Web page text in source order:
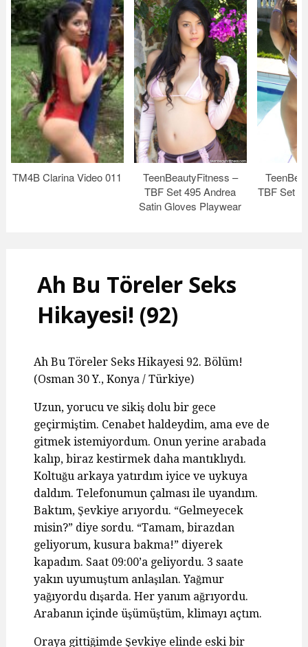
TM4B Clarina Video 011
TeenBeautyFitness –
TBF Set 495 Andrea
Satin Gloves Playwear
TBF Set
Ah Bu Töreler Seks
Hikayesi! (92)
Ah Bu Töreler Seks Hikayesi 92. Bölüm!
(Osman 30 Y., Konya / Türkiye)
Uzun, yorucu ve sikiş dolu bir gece
geçirmiştim. Cenabet haldeydim, ama eve de
gitmek istemiyordum. Onun yerine arabada
kalıp, biraz kestirmek daha mantıklıydı.
Koltuğu arkaya yatırdım iyice ve uykuya
daldım. Telefonumun çalması ile uyandım.
Baktım, Şevkiye arıyordu. “Gelmeyecek
misin?” diye sordu. “Tamam, birazdan
geliyorum, kusura bakma!” diyerek
kapadım. Saat 09:00’a geliyordu. 3 saate
yakın uyumuştum anlaşılan. Yağmur
yağıyordu dışarda. Her yanım ağrıyordu.
Arabanın içinde üşümüştüm, klimayı açtım.
Oraya gittiğimde Şevkiye elinde eski bir